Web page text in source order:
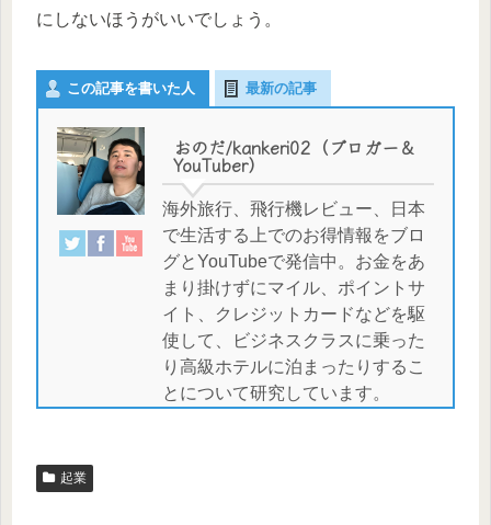
にしないほうがいいでしょう。
この記事を書いた人 最新の記事
おのだ/kankeri02（ブロガー＆
YouTuber）
海外旅行、飛行機レビュー、日本
で生活する上でのお得情報をブロ
グとYouTubeで発信中。お金をあ
まり掛けずにマイル、ポイントサ
イト、クレジットカードなどを駆
使して、ビジネスクラスに乗った
り高級ホテルに泊まったりするこ
とについて研究しています。
起業